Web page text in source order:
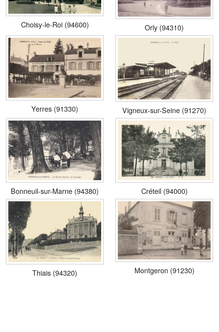
Choisy-le-Roi (94600) Orly (94310)
Yerres (91330) Vigneux-sur-Seine (91270)
Bonneuil-sur-Marne (94380) Créteil (94000)
Thiais (94320) Montgeron (91230)